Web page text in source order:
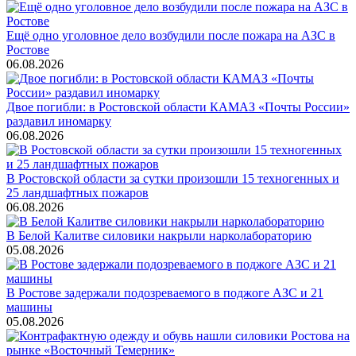
Ещё одно уголовное дело возбудили после пожара на АЗС в
Ростове
06.08.2026
Двое погибли: в Ростовской области КАМАЗ «Почты России»
раздавил иномарку
06.08.2026
В Ростовской области за сутки произошли 15 техногенных и
25 ландшафтных пожаров
06.08.2026
В Белой Калитве силовики накрыли нарколабораторию
05.08.2026
В Ростове задержали подозреваемого в поджоге АЗС и 21
машины
05.08.2026